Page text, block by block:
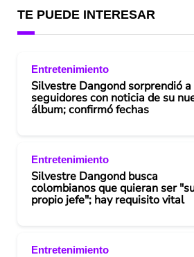
TE PUEDE INTERESAR
Entretenimiento
Silvestre Dangond sorprendió a
seguidores con noticia de su
álbum; confirmó fechas
Entretenimiento
Silvestre Dangond busca
colombianos que quieran ser
propio jefe"; hay requisito vital
Entretenimiento